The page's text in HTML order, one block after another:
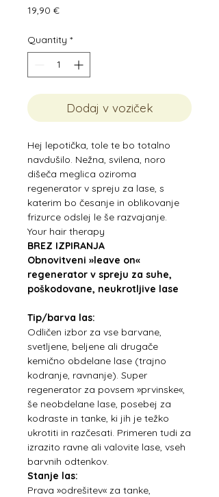
19,90 €Price
Quantity *
Dodaj v voziček
Hej lepotička, tole te bo totalno
navdušilo. Nežna, svilena, noro
dišeča meglica oziroma
regenerator v spreju za lase, s
katerim bo česanje in oblikovanje
frizurce odslej le še razvajanje.
Your hair therapy
BREZ IZPIRANJA
Obnovitveni »leave on«
regenerator v spreju za suhe,
poškodovane, neukrotljive lase
Tip/barva las:
Odličen izbor za vse barvane,
svetljene, beljene ali drugače
kemično obdelane lase (trajno
kodranje, ravnanje). Super
regenerator za povsem »prvinske«,
še neobdelane lase, posebej za
kodraste in tanke, ki jih je težko
ukrotiti in razčesati. Primeren tudi za
izrazito ravne ali valovite lase, vseh
barvnih odtenkov.
Stanje las:
Prava »odrešitev« za tanke,